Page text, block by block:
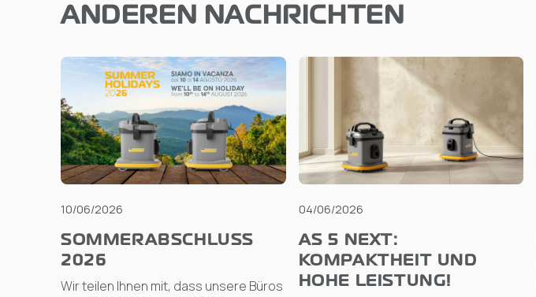
ANDEREN NACHRICHTEN
10/06/2026
SOMMERABSCHLUSS
2026
Wir teilen Ihnen mit, dass unsere Büros
04/06/2026
AS 5 NEXT:
KOMPAKTHEIT UND
HOHE LEISTUNG!